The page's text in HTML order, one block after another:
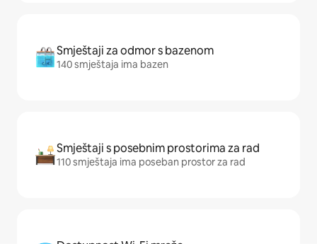
Smještaji za odmor s bazenom
140 smještaja ima bazen
Smještaji s posebnim prostorima za rad
110 smještaja ima poseban prostor za rad